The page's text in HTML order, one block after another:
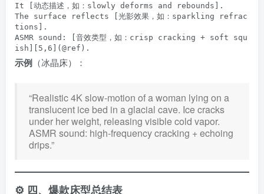
It [动态描述，如：slowly deforms and rebounds].
The surface reflects [光影效果，如：sparkling refrac
tions].
ASMR sound: [音效类型，如：crisp cracking + soft squ
ish][5,6](@ref).
示例 ​（冰晶床）：
“Realistic 4K slow-motion of a woman lying on a
translucent ice bed in a glacial cave. Ice cracks
under her weight, releasing visible cold vapor.
ASMR sound: high-frequency cracking + echoing
drips.”
⚙️ ​ 四、 爆款床型总结表